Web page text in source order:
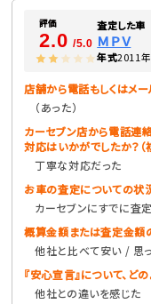
評価
2.0 /5.0
査定した車
ＭＰＶ
年式2011
店舗から電話もしくはメ
（あった）
カーセブン店から電話連
対応はいかがでしたか？（
丁寧な対応だった
お車の査定についての状
カーセブンにすでに査
概算金額または査定金額
他社と比べて安い / 思
『安心宣言』について、ど
他社との違いを感じた